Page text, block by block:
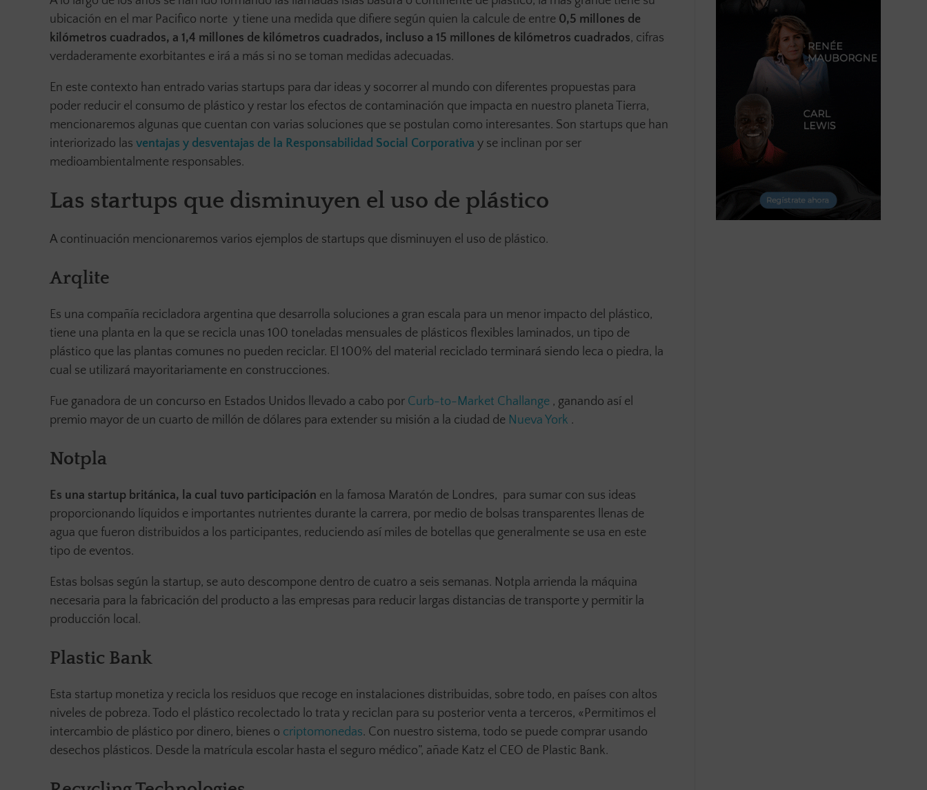
ubicación en el mar Pacifico norte y tiene una medida que difiere según quien la calcule de entre 0,5 millones de
kilómetros cuadrados, a 1,4 millones de kilómetros cuadrados, incluso a 15 millones de kilómetros cuadrados, cifras
verdaderamente exorbitantes e irá a más si no se toman medidas adecuadas.
En este contexto han entrado varias startups para dar ideas y socorrer al mundo con diferentes propuestas para
poder reducir el consumo de plástico y restar los efectos de contaminación que impacta en nuestro planeta Tierra,
mencionaremos algunas que cuentan con varias soluciones que se postulan como interesantes. Son startups que han
interiorizado las ventajas y desventajas de la Responsabilidad Social Corporativa y se inclinan por ser
medioambientalmente responsables.
Las startups que disminuyen el uso de plástico
A continuación mencionaremos varios ejemplos de startups que disminuyen el uso de plástico.
Arqlite
Es una compañía recicladora argentina que desarrolla soluciones a gran escala para un menor impacto del plástico,
tiene una planta en la que se recicla unas 100 toneladas mensuales de plásticos flexibles laminados, un tipo de
plástico que las plantas comunes no pueden reciclar. El 100% del material reciclado terminará siendo leca o piedra, la
cual se utilizará mayoritariamente en construcciones.
Fue ganadora de un concurso en Estados Unidos llevado a cabo por Curb-to-Market Challange , ganando así el
premio mayor de un cuarto de millón de dólares para extender su misión a la ciudad de Nueva York .
Notpla
Es una startup británica, la cual tuvo participación en la famosa Maratón de Londres, para sumar con sus ideas
proporcionando líquidos e importantes nutrientes durante la carrera, por medio de bolsas transparentes llenas de
agua que fueron distribuidos a los participantes, reduciendo así miles de botellas que generalmente se usa en este
tipo de eventos.
Estas bolsas según la startup, se auto descompone dentro de cuatro a seis semanas. Notpla arrienda la máquina
necesaria para la fabricación del producto a las empresas para reducir largas distancias de transporte y permitir la
producción local.
Plastic Bank
Esta startup monetiza y recicla los residuos que recoge en instalaciones distribuidas, sobre todo, en países con altos
niveles de pobreza. Todo el plástico recolectado lo trata y reciclan para su posterior venta a terceros, «Permitimos el
intercambio de plástico por dinero, bienes o criptomonedas. Con nuestro sistema, todo se puede comprar usando
desechos plásticos. Desde la matrícula escolar hasta el seguro médico”, añade Katz el CEO de Plastic Bank.